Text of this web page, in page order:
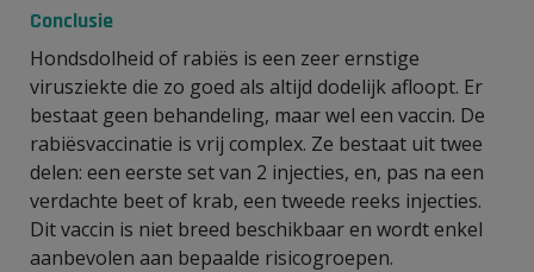
Conclusie
Hondsdolheid of rabiës is een zeer ernstige
virusziekte die zo goed als altijd dodelijk afloopt. Er
bestaat geen behandeling, maar wel een vaccin. De
rabiësvaccinatie is vrij complex. Ze bestaat uit twee
delen: een eerste set van 2 injecties, en, pas na een
verdachte beet of krab, een tweede reeks injecties.
Dit vaccin is niet breed beschikbaar en wordt enkel
aanbevolen aan bepaalde risicogroepen.